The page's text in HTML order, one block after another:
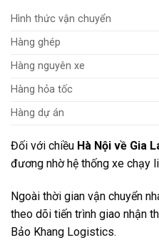
Hình thức vận chuyển
Hàng ghép
Hàng nguyên xe
Hàng hỏa tốc
Hàng dự án
Đối với chiều Hà Nội về Gia
đương nhờ hệ thống xe chạy
Ngoài thời gian vận chuyển
theo dõi tiến trình giao nhận
Bảo Khang Logistics.